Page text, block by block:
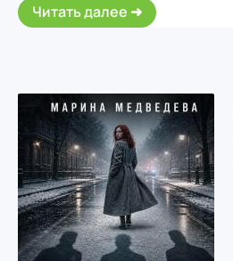
Читать далее